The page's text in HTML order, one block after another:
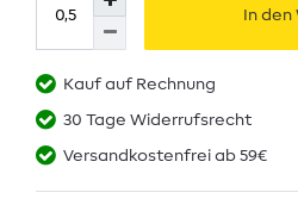
In
Kauf auf Rechnung
30 Tage Widerrufsrecht
Versandkostenfrei ab 59€